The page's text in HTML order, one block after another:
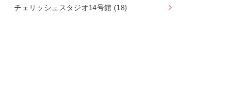
チェリッシュスタジオ14号館 (18)